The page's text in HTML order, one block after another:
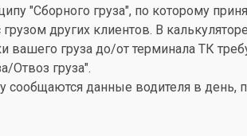
"Сборного груза", по которому
других клиентов. В
вашего груза до/от терминала ТК
Отвоз груза".
сообщаются данные водителя в